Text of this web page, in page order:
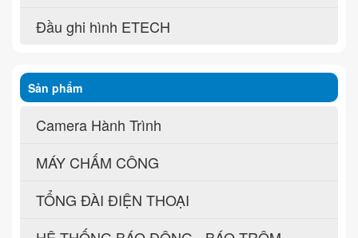
Đầu ghi hình ETECH
Sản phẩm
Camera Hành Trình
MÁY CHẤM CÔNG
TỔNG ĐÀI ĐIỆN THOẠI